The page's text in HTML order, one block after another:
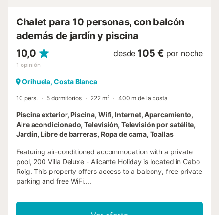
Chalet para 10 personas, con balcón
además de jardín y piscina
10,0
1 opinión
desde 105 € por noche
Orihuela, Costa Blanca
10 pers. 5 dormitorios 222 m² 400 m de la costa
Piscina exterior, Piscina, Wifi, Internet, Aparcamiento,
Aire acondicionado, Televisión, Televisión por satélite,
Jardín, Libre de barreras, Ropa de cama, Toallas
Featuring air-conditioned accommodation with a private
pool, 200 Villa Deluxe - Alicante Holiday is located in Cabo
Roig. This property offers access to a balcony, free private
parking and free WiFi....